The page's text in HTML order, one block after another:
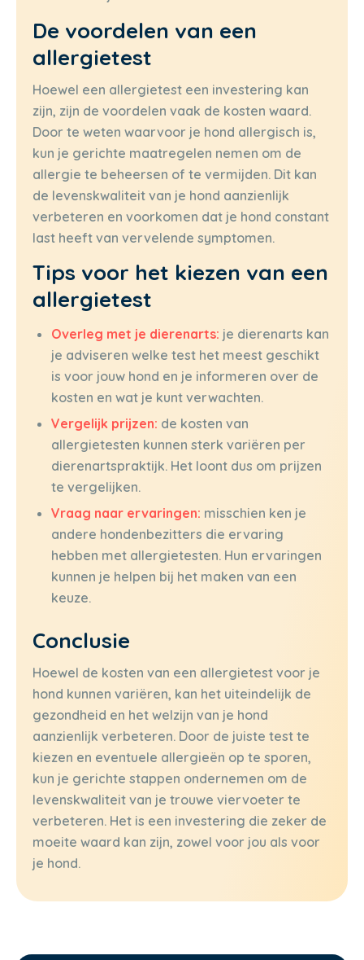
De voordelen van een
allergietest
Hoewel een allergietest een investering kan
zijn, zijn de voordelen vaak de kosten waard.
Door te weten waarvoor je hond allergisch is,
kun je gerichte maatregelen nemen om de
allergie te beheersen of te vermijden. Dit kan
de levenskwaliteit van je hond aanzienlijk
verbeteren en voorkomen dat je hond constant
last heeft van vervelende symptomen.
Tips voor het kiezen van een
allergietest
Overleg met je dierenarts: je dierenarts kan
je adviseren welke test het meest geschikt
is voor jouw hond en je informeren over de
kosten en wat je kunt verwachten.
Vergelijk prijzen: de kosten van
allergietesten kunnen sterk variëren per
dierenartspraktijk. Het loont dus om prijzen
te vergelijken.
Vraag naar ervaringen: misschien ken je
andere hondenbezitters die ervaring
hebben met allergietesten. Hun ervaringen
kunnen je helpen bij het maken van een
keuze.
Conclusie
Hoewel de kosten van een allergietest voor je
hond kunnen variëren, kan het uiteindelijk de
gezondheid en het welzijn van je hond
aanzienlijk verbeteren. Door de juiste test te
kiezen en eventuele allergieën op te sporen,
kun je gerichte stappen ondernemen om de
levenskwaliteit van je trouwe viervoeter te
verbeteren. Het is een investering die zeker de
moeite waard kan zijn, zowel voor jou als voor
je hond.